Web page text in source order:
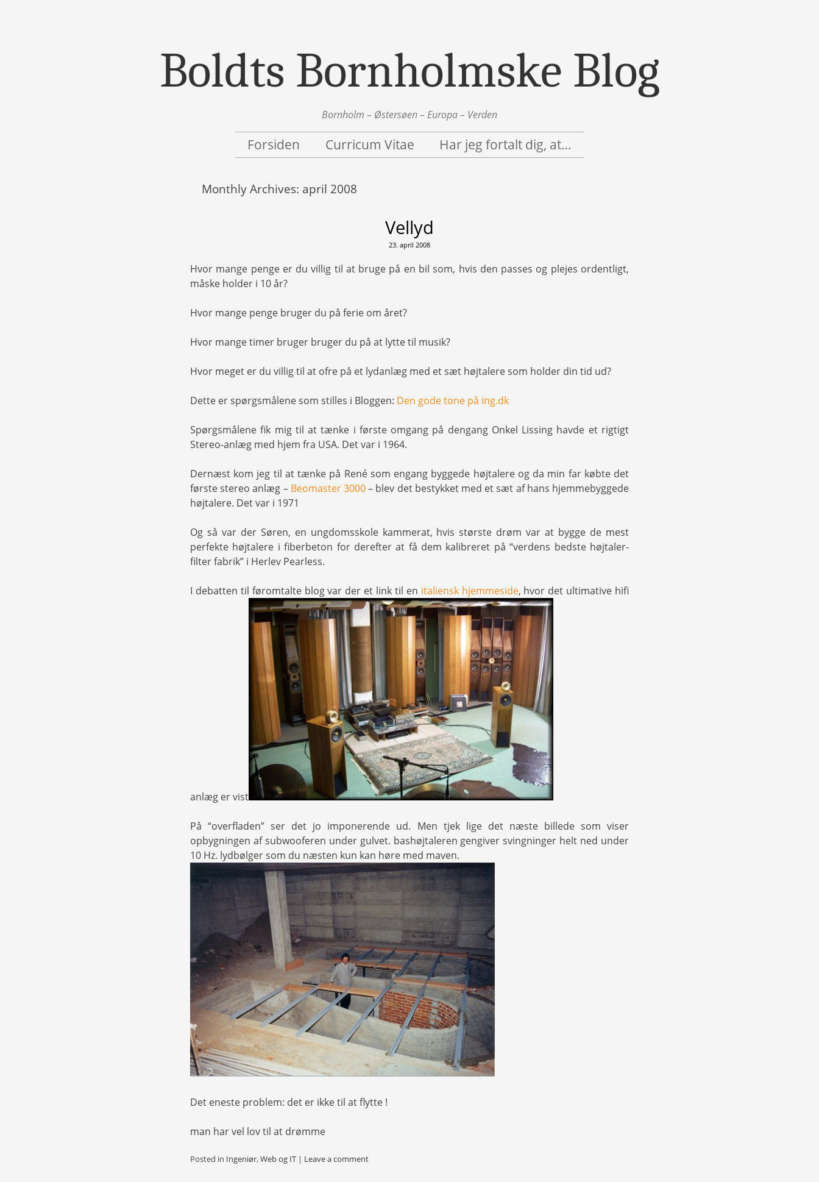
Boldts Bornholmske Blog
Bornholm – Østersøen – Europa – Verden
Forsiden Curricum Vitae Har jeg fortalt dig, at…
Monthly Archives: april 2008
Vellyd
23. april 2008
Hvor mange penge er du villig til at bruge på en bil som, hvis den passes og plejes ordentligt,
måske holder i 10 år?
Hvor mange penge bruger du på ferie om året?
Hvor mange timer bruger bruger du på at lytte til musik?
Hvor meget er du villig til at ofre på et lydanlæg med et sæt højtalere som holder din tid ud?
Dette er spørgsmålene som stilles i Bloggen: Den gode tone på ing.dk
Spørgsmålene fik mig til at tænke i første omgang på dengang Onkel Lissing havde et rigtigt
Stereo-anlæg med hjem fra USA. Det var i 1964.
Dernæst kom jeg til at tænke på René som engang byggede højtalere og da min far købte det
første stereo anlæg – Beomaster 3000– blev det bestykket med et sæt af hans hjemmebyggede
højtalere. Det var i 1971
Og så var der Søren, en ungdomsskole kammerat, hvis største drøm var at bygge de mest
perfekte højtalere i fiberbeton for derefter at få dem kalibreret på “verdens bedste højtaler-
filter fabrik” i Herlev Pearless.
I debatten til føromtalte blog var der et link til en italiensk hjemmeside, hvor det ultimative hifi
anlæg er vist
På “overfladen” ser det jo imponerende ud. Men tjek lige det næste billede som viser
opbygningen af subwooferen under gulvet. bashøjtaleren gengiver svingninger helt ned under
10 Hz. lydbølger som du næsten kun kan høre med maven.
Det eneste problem: det er ikke til at flytte !
man har vel lov til at drømme
Posted in Ingeniør,Web og IT | Leave a comment